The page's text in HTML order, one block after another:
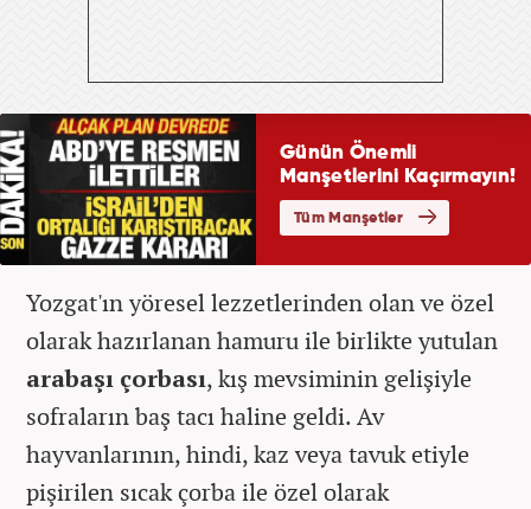
Yozgat'ın yöresel lezzetlerinden olan ve özel
olarak hazırlanan hamuru ile birlikte yutulan
arabaşı çorbası, kış mevsiminin gelişiyle
sofraların baş tacı haline geldi. Av
hayvanlarının, hindi, kaz veya tavuk etiyle
pişirilen sıcak çorba ile özel olarak